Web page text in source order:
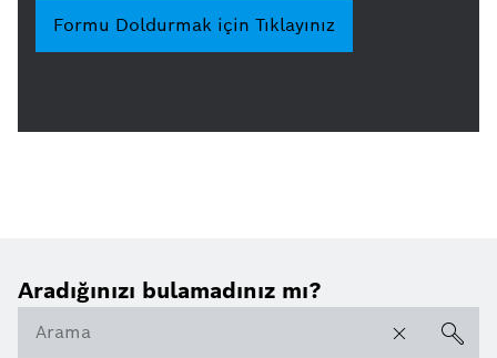
Formu Doldurmak için Tıklayınız
Aradığınızı bulamadınız mı?